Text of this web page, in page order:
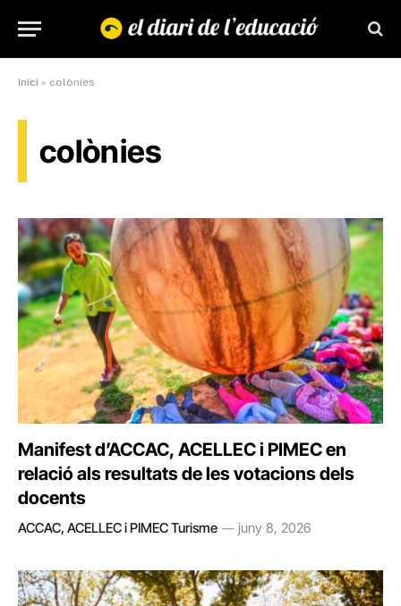
Inici » colònies
colònies
Manifest d’ACCAC, ACELLEC i PIMEC en
relació als resultats de les votacions dels
docents
ACCAC, ACELLEC i PIMEC Turisme juny 8, 2026